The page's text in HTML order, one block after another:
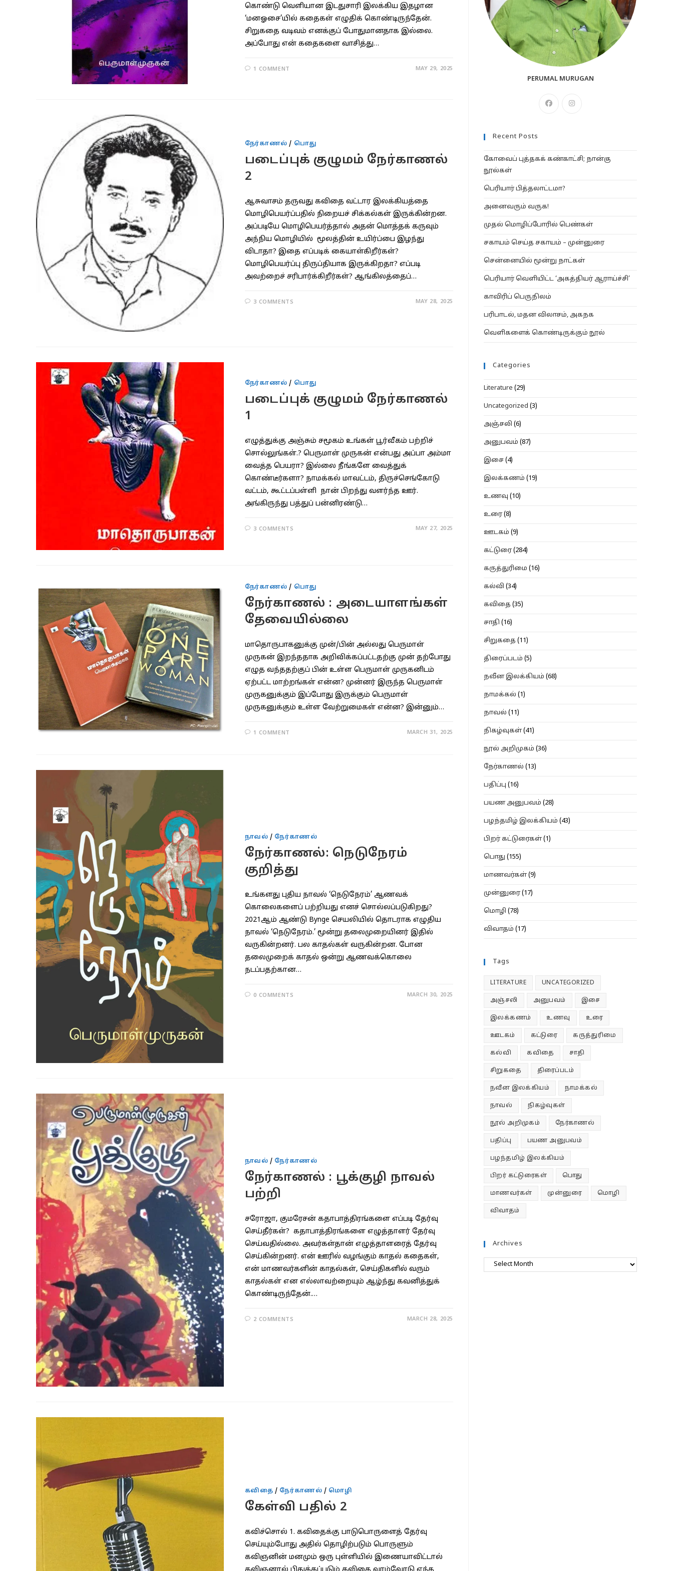
கொண்டு வெளியான இடதுசாரி இலக்கிய இதழான
‘மனஓசை’யில் கதைகள் எழுதிக் கொண்டிருந்தேன்.
சிறுகதை வடிவம் எனக்குப் போதுமானதாக இல்லை.
அப்போது என் கதைகளை வாசித்து…
1 COMMENT MAY 29, 2025
நேர்காணல் / பொது
படைப்புக் குழுமம் நேர்காணல்
2
ஆசுவாசம் தருவது கவிதை வட்டார இலக்கியத்தை
மொழிபெயர்ப்பதில் நிறையச் சிக்கல்கள் இருக்கின்றன.
அப்படியே மொழிபெயர்த்தால் அதன் மாெத்தக் கருவும்
அந்நிய மொழியில் மூலத்தின் உயிர்ப்பை இழந்து
விடாதா? இதை எப்படிக் கையாள்கிறீர்கள்?
மொழிபெயர்ப்பு திருப்தியாக இருக்கிறதா? எப்படி
அவற்றைச் சரிபார்க்கிறீர்கள்? ஆங்கிலத்தைப்…
3 COMMENTS MAY 28, 2025
நேர்காணல் / பொது
படைப்புக் குழுமம் நேர்காணல்
1
எழுத்துக்கு அஞ்சும் சமூகம் உங்கள் பூர்வீகம் பற்றிச்
சொல்லுங்கள்.? பெருமாள் முருகன் என்பது அப்பா அம்மா
வைத்த பெயரா? இல்லை நீங்களே வைத்துக்
காெண்டீர்களா? நாமக்கல் மாவட்டம், திருச்செங்கோடு
வட்டம், கூட்டப்பள்ளி நான் பிறந்து வளர்ந்த ஊர்.
அங்கிருந்து பத்துப் பன்னிரண்டு…
3 COMMENTS MAY 27, 2025
நேர்காணல் / பொது
நேர்காணல் : அடையாளங்கள்
தேவையில்லை
மாதொருபாகனுக்கு முன்/பின் அல்லது பெருமாள்
முருகன் இறந்ததாக அறிவிக்கப்பட்டதற்கு முன் தற்போது
எழுத வந்ததற்குப் பின் உள்ள பெருமாள் முருகனிடம்
ஏற்பட்ட மாற்றங்கள் என்ன? முன்னர் இருந்த பெருமாள்
முருகனுக்கும் இப்போது இருக்கும் பெருமாள்
முருகனுக்கும் உள்ள வேற்றுமைகள் என்ன? இன்னும்…
1 COMMENT MARCH 31, 2025
நாவல் / நேர்காணல்
நேர்காணல்: நெடுநேரம்
குறித்து
உங்களது புதிய நாவல் ‘நெடுநேரம்’ ஆணவக்
கொலைகளைப் பற்றியது எனச் சொல்லப்படுகிறது?
2021ஆம் ஆண்டு Bynge செயலியில் தொடராக எழுதிய
நாவல் ‘நெடுநேரம்.’ மூன்று தலைமுறையினர் இதில்
வருகின்றனர். பல காதல்கள் வருகின்றன. போன
தலைமுறைக் காதல் ஒன்று ஆணவக்கொலை
நடப்பதற்கான…
0 COMMENTS MARCH 30, 2025
நாவல் / நேர்காணல்
நேர்காணல் : பூக்குழி நாவல்
பற்றி
சரோஜா, குமரேசன் கதாபாத்திரங்களை எப்படி தேர்வு
செய்தீர்கள்? கதாபாத்திரங்களை எழுத்தாளர் தேர்வு
செய்வதில்லை. அவர்கள்தான் எழுத்தாளரைத் தேர்வு
செய்கின்றனர். என் ஊரில் வழங்கும் காதல் கதைகள்,
என் மாணவர்களின் காதல்கள், செய்திகளில் வரும்
காதல்கள் என எல்லாவற்றையும் ஆழ்ந்து கவனித்துக்
கொண்டிருந்தேன்.…
2 COMMENTS MARCH 28, 2025
கவிதை / நேர்காணல் / மொழி
கேள்வி பதில் 2
கவிச்சொல் 1. கவிதைக்கு பாடுபொருளைத் தேர்வு
செய்யும்போது அதில் தொழிற்படும் பொருளும்
கவிஞனின் மனமும் ஒரு புள்ளியில் இணையாவிட்டால்
PERUMAL MURUGAN
Opens
Recent Posts
கோவைப் புத்தகக் கண்காட்சி; நான்கு
நூல்கள்
பெரியார் பித்தலாட்டமா?
அனைவரும் வருக!
முதல் மொழிப்போரில் பெண்கள்
சகாயம் செய்த சகாயம் – முன்னுரை
சென்னையில் மூன்று நாட்கள்
பெரியார் வெளியிட்ட ‘அகத்தியர் ஆராய்ச்சி’
காவிரிப் பெருநிலம்
பரிபாடல், மதன விலாசம், அகநக
வெளிகளைக் கொண்டிருக்கும் நூல்
Categories
Literature (29)
Uncategorized (3)
அஞ்சலி (6)
அனுபவம் (87)
இசை(4)
இலக்கணம் (19)
உணவு (10)
உரை(8)
ஊடகம் (9)
கட்டுரை(284)
கருத்துரிமை (16)
கல்வி (34)
கவிதை (35)
சாதி (16)
சிறுகதை (11)
திரைப்படம் (5)
நவீன இலக்கியம் (68)
நாமக்கல் (1)
நாவல் (11)
நிகழ்வுகள்(41)
நூல் அறிமுகம் (36)
நேர்காணல் (13)
பதிப்பு (16)
பயண அனுபவம் (28)
பழந்தமிழ் இலக்கியம் (43)
பிறர் கட்டுரைகள்(1)
பொது (155)
மாணவர்கள்(9)
முன்னுரை(17)
மொழி (78)
விவாதம் (17)
Tags
LITERATURE UNCATEGORIZED
அஞ்சலி அனுபவம் இசை
இலக்கணம் உணவு உரை
ஊடகம் கட்டுரை கருத்துரிமை
கல்வி கவிதை சாதி
சிறுகதை திரைப்படம்
நவீன இலக்கியம் நாமக்கல்
நாவல் நிகழ்வுகள்
நூல் அறிமுகம் நேர்காணல்
பதிப்பு பயண அனுபவம்
பழந்தமிழ் இலக்கியம்
பிறர் கட்டுரைகள் பொது
மாணவர்கள் முன்னுரை மொழி
விவாதம்
Archives
Archives